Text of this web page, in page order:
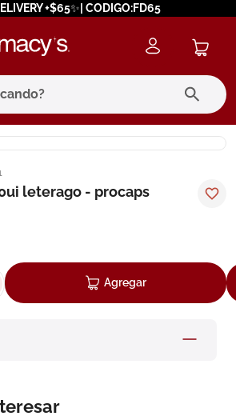
+$65✨| CODIGO:FD65
leterago - procaps
Agregar
buscados